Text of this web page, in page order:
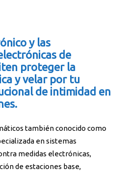
y las
de
proteger la
y velar por tu
de intimidad en
también conocido como
en sistemas
medidas electrónicas,
de estaciones base,